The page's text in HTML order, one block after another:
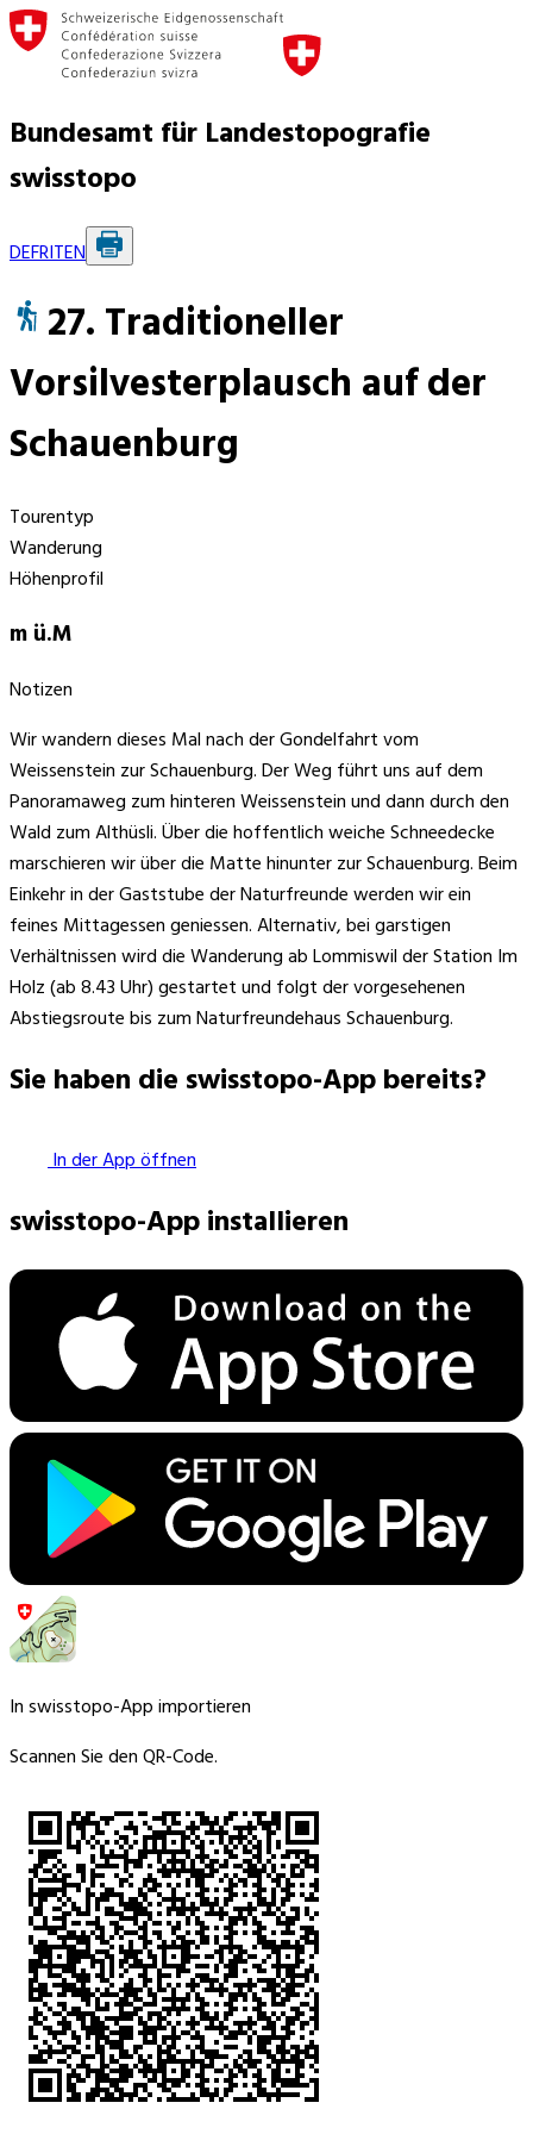
Bundesamt für Landestopografie
swisstopo
DEFRITEN
27. Traditioneller
Vorsilvesterplausch auf der
Schauenburg
Tourentyp
Wanderung
Höhenprofil
m ü.M
Notizen
Wir wandern dieses Mal nach der Gondelfahrt vom
Weissenstein zur Schauenburg. Der Weg führt uns auf dem
Panoramaweg zum hinteren Weissenstein und dann durch den
Wald zum Althüsli. Über die hoffentlich weiche Schneedecke
marschieren wir über die Matte hinunter zur Schauenburg. Beim
Einkehr in der Gaststube der Naturfreunde werden wir ein
feines Mittagessen geniessen. Alternativ, bei garstigen
Verhältnissen wird die Wanderung ab Lommiswil der Station Im
Holz (ab 8.43 Uhr) gestartet und folgt der vorgesehenen
Abstiegsroute bis zum Naturfreundehaus Schauenburg.
Sie haben die swisstopo-App bereits?
In der App öffnen
swisstopo-App installieren
In swisstopo-App importieren
Scannen Sie den QR-Code.